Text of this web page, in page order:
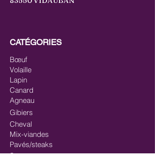
CATÉGORIES
Bœuf
Volaille
Lapin
Canard
Agneau
Gibiers
Cheval
Mix-viandes
Pavés/steaks
Saumon